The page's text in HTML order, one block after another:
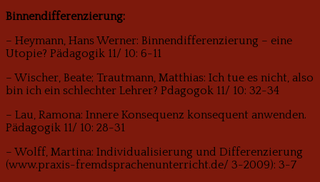
Binnendifferenzierung:
– Heymann, Hans Werner: Binnendifferenzierung – eine
Utopie? Pädagogik 11/ 10: 6-11
– Wischer, Beate; Trautmann, Matthias: Ich tue es nicht, also
bin ich ein schlechter Lehrer? Pdagogok 11/ 10: 32-34
– Lau, Ramona: Innere Konsequenz konsequent anwenden.
Pädagogik 11/ 10: 28-31
– Wolff, Martina: Individualisierung und Differenzierung
(www.praxis-fremdsprachenunterricht.de/ 3-2009): 3-7